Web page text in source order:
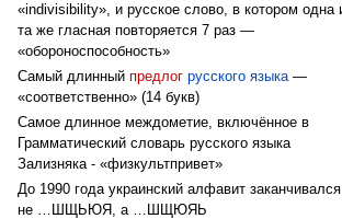
«indivisibility», и русское слово, в котором одна
та же гласная повторяется 7 раз —
«обороноспособность»
Самый длинный предлог русского языка—
«соответственно» (14 букв)
Самое длинное междометие, включённое в
Грамматический словарь русского языка
Зализняка - «физкультпривет»
До 1990 года украинский алфавит заканчивался
не …ШЩЬЮЯ, а …ШЩЮЯЬ